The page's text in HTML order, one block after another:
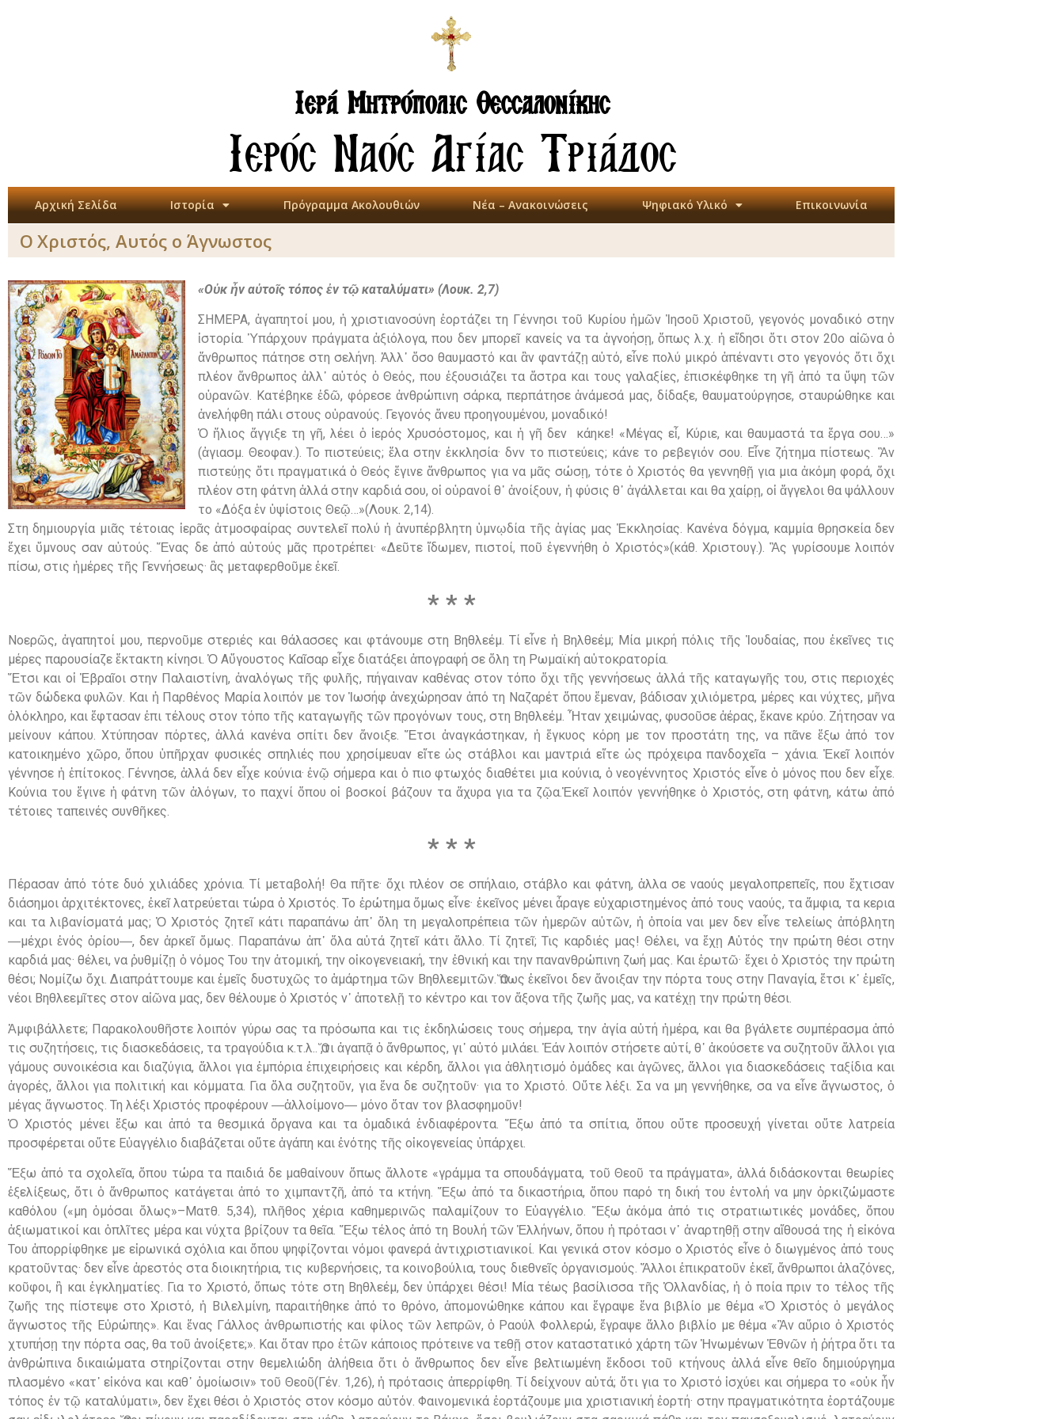
Ιερά Μητρόπολις Θεσσαλονίκης
Ιερός Ναός Αγίας Τριάδος
Αρχική Σελίδα Ιστορία Πρόγραμμα Ακολουθιών Νέα – Ανακοινώσεις Ψηφιακό Υλικό Επικοινωνία
Ο Χριστός, Αυτός ο Άγνωστος
«Οὐκ ἦν αὐτοῖς τόπος ἐν τῷ καταλύματι» (Λουκ. 2,7)
ΣΗΜΕΡΑ, ἀγαπητοί μου, ἡ χριστιανοσύνη ἑορτάζει τη Γέννησι τοῦ Κυρίου ἡμῶν Ἰησοῦ Χριστοῦ, γεγονός μοναδικό στην
ἱστορία. Ὑπάρχουν πράγματα ἀξιόλογα, που δεν μπορεῖ κανείς να τα ἀγνοήσῃ, ὅπως λ.χ. ἡ εἴδησι ὅτι στον 20ο αἰῶνα ὁ
ἄνθρωπος πάτησε στη σελήνη. Ἀλλ᾽ ὅσο θαυμαστό και ἂν φαντάζῃ αὐτό, εἶνε πολύ μικρό ἀπέναντι στο γεγονός ὅτι ὄχι
πλέον ἄνθρωπος ἀλλ᾽ αὐτός ὁ Θεός, που ἐξουσιάζει τα ἄστρα και τους γαλαξίες, ἐπισκέφθηκε τη γῆ ἀπό τα ὕψη τῶν
οὐρανῶν. Κατέβηκε ἐδῶ, φόρεσε ἀνθρώπινη σάρκα, περπάτησε ἀνάμεσά μας, δίδαξε, θαυματούργησε, σταυρώθηκε και
ἀνελήφθη πάλι στους οὐρανούς. Γεγονός ἄνευ προηγουμένου, μοναδικό!
Ὁ ἥλιος ἄγγιξε τη γῆ, λέει ὁ ἱερός Χρυσόστομος, και ἡ γῆ δεν κάηκε! «Μέγας εἶ, Κύριε, και θαυμαστά τα ἔργα σου…»
(ἁγιασμ. Θεοφαν.). Το πιστεύεις; ἔλα στην ἐκκλησία· δνν το πιστεύεις; κάνε το ρεβεγιόν σου. Εἶνε ζήτημα πίστεως. Ἂν
πιστεύῃς ὅτι πραγματικά ὁ Θεός ἔγινε ἄνθρωπος για να μᾶς σώσῃ, τότε ὁ Χριστός θα γεννηθῇ για μια ἀκόμη φορά, ὄχι
πλέον στη φάτνη ἀλλά στην καρδιά σου, οἱ οὐρανοί θ᾿ ἀνοίξουν, ἡ φύσις θ᾽ ἀγάλλεται και θα χαίρῃ, οἱ ἄγγελοι θα ψάλλουν
το «Δόξα ἐν ὑψίστοις Θεῷ…»(Λουκ. 2,14).
Στη δημιουργία μιᾶς τέτοιας ἱερᾶς ἀτμοσφαίρας συντελεῖ πολύ ἡ ἀνυπέρβλητη ὑμνῳδία τῆς ἁγίας μας Ἐκκλησίας. Κανένα δόγμα, καμμία θρησκεία δεν
ἔχει ὕμνους σαν αὐτούς. Ἕνας δε ἀπό αὐτούς μᾶς προτρέπει· «Δεῦτε ἴδωμεν, πιστοί, ποῦ ἐγεννήθη ὁ Χριστός»(κάθ. Χριστουγ.). Ἂς γυρίσουμε λοιπόν
πίσω, στις ἡμέρες τῆς Γεννήσεως· ἂς μεταφερθοῦμε ἐκεῖ.
* * *
Νοερῶς, ἀγαπητοί μου, περνοῦμε στεριές και θάλασσες και φτάνουμε στη Βηθλεέμ. Τί εἶνε ἡ Βηλθεέμ; Μία μικρή πόλις τῆς Ἰουδαίας, που ἐκεῖνες τις
μέρες παρουσίαζε ἔκτακτη κίνησι. Ὁ Αὔγουστος Καῖσαρ εἶχε διατάξει ἀπογραφή σε ὅλη τη Ρωμαϊκή αὐτοκρατορία.
Ἔτσι και οἱ Ἑβραῖοι στην Παλαιστίνη, ἀναλόγως τῆς φυλῆς, πήγαιναν καθένας στον τόπο ὄχι τῆς γεννήσεως ἀλλά τῆς καταγωγῆς του, στις περιοχές
τῶν δώδεκα φυλῶν. Και ἡ Παρθένος Μαρία λοιπόν με τον Ἰωσήφ ἀνεχώρησαν ἀπό τη Ναζαρέτ ὅπου ἔμεναν, βάδισαν χιλιόμετρα, μέρες και νύχτες, μῆνα
ὁλόκληρο, και ἔφτασαν ἐπι τέλους στον τόπο τῆς καταγωγῆς τῶν προγόνων τους, στη Βηθλεέμ. Ἦταν χειμώνας, φυσοῦσε ἀέρας, ἔκανε κρύο. Ζήτησαν να
μείνουν κάπου. Χτύπησαν πόρτες, ἀλλά κανένα σπίτι δεν ἄνοιξε. Ἔτσι ἀναγκάστηκαν, ἡ ἔγκυος κόρη με τον προστάτη της, να πᾶνε ἔξω ἀπό τον
κατοικημένο χῶρο, ὅπου ὑπῆρχαν φυσικές σπηλιές που χρησίμευαν εἴτε ὡς στάβλοι και μαντριά εἴτε ὡς πρόχειρα πανδοχεῖα – χάνια. Ἐκεῖ λοιπόν
γέννησε ἡ ἐπίτοκος. Γέννησε, ἀλλά δεν εἶχε κούνια· ἐνῷ σήμερα και ὁ πιο φτωχός διαθέτει μια κούνια, ὁ νεογέννητος Χριστός εἶνε ὁ μόνος που δεν εἶχε.
Κούνια του ἔγινε ἡ φάτνη τῶν ἀλόγων, το παχνί ὅπου οἱ βοσκοί βάζουν τα ἄχυρα για τα ζῷα.Ἐκεῖ λοιπόν γεννήθηκε ὁ Χριστός, στη φάτνη, κάτω ἀπό
τέτοιες ταπεινές συνθῆκες.
* * *
Πέρασαν ἀπό τότε δυό χιλιάδες χρόνια. Τί μεταβολή! Θα πῆτε· ὄχι πλέον σε σπήλαιο, στάβλο και φάτνη, ἀλλα σε ναούς μεγαλοπρεπεῖς, που ἔχτισαν
διάσημοι ἀρχιτέκτονες, ἐκεῖ λατρεύεται τώρα ὁ Χριστός. Το ἐρώτημα ὅμως εἶνε· ἐκεῖνος μένει ἆραγε εὐχαριστημένος ἀπό τους ναούς, τα ἄμφια, τα κερια
και τα λιβανίσματά μας; Ὁ Χριστός ζητεῖ κάτι παραπάνω ἀπ᾿ ὅλη τη μεγαλοπρέπεια τῶν ἡμερῶν αὐτῶν, ἡ ὁποία ναι μεν δεν εἶνε τελείως ἀπόβλητη
―μέχρι ἑνός ὁρίου―, δεν ἀρκεῖ ὅμως. Παραπάνω ἀπ᾽ ὅλα αὐτά ζητεῖ κάτι ἄλλο. Τί ζητεῖ; Τις καρδιές μας! Θέλει, να ἔχῃ Αὐτός την πρώτη θέσι στην
καρδιά μας· θέλει, να ῥυθμίζῃ ὁ νόμος Του την ἀτομική, την οἰκογενειακή, την ἐθνική και την πανανθρώπινη ζωή μας. Και ἐρωτῶ· ἔχει ὁ Χριστός την πρώτη
θέσι; Νομίζω ὄχι. Διαπράττουμε και ἐμεῖς δυστυχῶς το ἁμάρτημα τῶν Βηθλεεμιτῶν. Ὅπως ἐκεῖνοι δεν ἄνοιξαν την πόρτα τους στην Παναγία, ἔτσι κ᾽ ἐμεῖς,
νέοι Βηθλεεμῖτες στον αἰῶνα μας, δεν θέλουμε ὁ Χριστός ν᾽ ἀποτελῇ το κέντρο και τον ἄξονα τῆς ζωῆς μας, να κατέχῃ την πρώτη θέσι.
Ἀμφιβάλλετε; Παρακολουθῆστε λοιπόν γύρω σας τα πρόσωπα και τις ἐκδηλώσεις τους σήμερα, την ἁγία αὐτή ἡμέρα, και θα βγάλετε συμπέρασμα ἀπό
τις συζητήσεις, τις διασκεδάσεις, τα τραγούδια κ.τ.λ.. Ὅ,τι ἀγαπᾷ ὁ ἄνθρωπος, γι᾽ αὐτό μιλάει. Ἐάν λοιπόν στήσετε αὐτί, θ᾽ ἀκούσετε να συζητοῦν ἄλλοι για
γάμους συνοικέσια και διαζύγια, ἄλλοι για ἐμπόρια ἐπιχειρήσεις και κέρδη, ἄλλοι για ἀθλητισμό ὁμάδες και ἀγῶνες, ἄλλοι για διασκεδάσεις ταξίδια και
ἀγορές, ἄλλοι για πολιτική και κόμματα. Για ὅλα συζητοῦν, για ἕνα δε συζητοῦν· για το Χριστό. Οὔτε λέξι. Σα να μη γεννήθηκε, σα να εἶνε ἄγνωστος, ὁ
μέγας ἄγνωστος. Τη λέξι Χριστός προφέρουν ―ἀλλοίμονο― μόνο ὅταν τον βλασφημοῦν!
Ὁ Χριστός μένει ἔξω και ἀπό τα θεσμικά ὄργανα και τα ὁμαδικά ἐνδιαφέροντα. Ἔξω ἀπό τα σπίτια, ὅπου οὔτε προσευχή γίνεται οὔτε λατρεία
προσφέρεται οὔτε Εὐαγγέλιο διαβάζεται οὔτε ἀγάπη και ἑνότης τῆς οἰκογενείας ὑπάρχει.
Ἔξω ἀπό τα σχολεῖα, ὅπου τώρα τα παιδιά δε μαθαίνουν ὅπως ἄλλοτε «γράμμα τα σπουδάγματα, τοῦ Θεοῦ τα πράγματα», ἀλλά διδάσκονται θεωρίες
ἐξελίξεως, ὅτι ὁ ἄνθρωπος κατάγεται ἀπό το χιμπαντζῆ, ἀπό τα κτήνη. Ἔξω ἀπό τα δικαστήρια, ὅπου παρό τη δική του ἐντολή να μην ὁρκιζώμαστε
καθόλου («μη ὀμόσαι ὅλως»–Ματθ. 5,34), πλῆθος χέρια καθημερινῶς παλαμίζουν το Εὐαγγέλιο. Ἔξω ἀκόμα ἀπό τις στρατιωτικές μονάδες, ὅπου
ἀξιωματικοί και ὁπλῖτες μέρα και νύχτα βρίζουν τα θεῖα. Ἔξω τέλος ἀπό τη Βουλή τῶν Ἑλλήνων, ὅπου ἡ πρότασι ν᾽ ἀναρτηθῇ στην αἴθουσά της ἡ εἰκόνα
Του ἀπορρίφθηκε με εἰρωνικά σχόλια και ὅπου ψηφίζονται νόμοι φανερά ἀντιχριστιανικοί. Και γενικά στον κόσμο ο Χριστός εἶνε ὁ διωγμένος ἀπό τους
κρατοῦντας· δεν εἶνε ἀρεστός στα διοικητήρια, τις κυβερνήσεις, τα κοινοβούλια, τους διεθνεῖς ὀργανισμούς. Ἄλλοι ἐπικρατοῦν ἐκεῖ, ἄνθρωποι ἀλαζόνες,
κοῦφοι, ἢ και ἐγκληματίες. Για το Χριστό, ὅπως τότε στη Βηθλεέμ, δεν ὑπάρχει θέσι! Μία τέως βασίλισσα τῆς Ὁλλανδίας, ἡ ὁ ποία πριν το τέλος τῆς
ζωῆς της πίστεψε στο Χριστό, ἡ Βιλελμίνη, παραιτήθηκε ἀπό το θρόνο, ἀπομονώθηκε κάπου και ἔγραψε ἕνα βιβλίο με θέμα «Ὁ Χριστός ὁ μεγάλος
ἄγνωστος τῆς Εὐρώπης». Και ἕνας Γάλλος ἀνθρωπιστής και φίλος τῶν λεπρῶν, ὁ Ραούλ Φολλερώ, ἔγραψε ἄλλο βιβλίο με θέμα «Ἂν αὔριο ὁ Χριστός
χτυπήσῃ την πόρτα σας, θα τοῦ ἀνοίξετε;». Και ὅταν προ ἐτῶν κάποιος πρότεινε να τεθῇ στον καταστατικό χάρτη τῶν Ἡνωμένων Ἐθνῶν ἡ ῥήτρα ὅτι τα
ἀνθρώπινα δικαιώματα στηρίζονται στην θεμελιώδη ἀλήθεια ὅτι ὁ ἄνθρωπος δεν εἶνε βελτιωμένη ἔκδοσι τοῦ κτήνους ἀλλά εἶνε θεῖο δημιούργημα
πλασμένο «κατ᾽ εἰκόνα και καθ᾽ ὁμοίωσιν» τοῦ Θεοῦ(Γέν. 1,26), ἡ πρότασις ἀπερρίφθη. Τί δείχνουν αὐτά; ὅτι για το Χριστό ἰσχύει και σήμερα το «οὐκ ἦν
τόπος ἐν τῷ καταλύματι», δεν ἔχει θέσι ὁ Χριστός στον κόσμο αὐτόν. Φαινομενικά ἑορτάζουμε μια χριστιανική ἑορτή· στην πραγματικότητα ἑορτάζουμε